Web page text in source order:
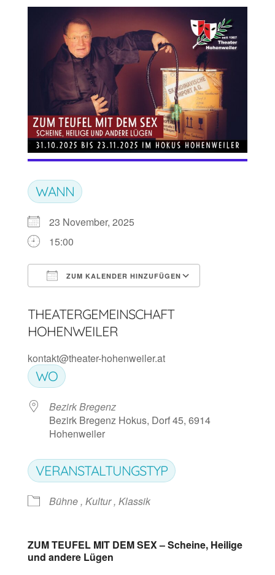
WANN
23 November, 2025
15:00
ZUM KALENDER HINZUFÜGEN
THEATERGEMEINSCHAFT
HOHENWEILER
kontakt@theater-hohenweiler.at
WO
Bezirk Bregenz
Bezirk Bregenz Hokus, Dorf 45, 6914
Hohenweiler
VERANSTALTUNGSTYP
Bühne , Kultur , Klassik
ZUM TEUFEL MIT DEM SEX – Scheine, Heilige
und andere Lügen